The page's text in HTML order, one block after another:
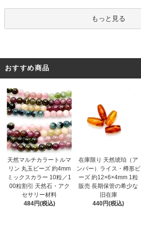
もっと見る
おすすめ商品
天然マルチカラートルマ
リン 丸玉ビーズ 約4mm
ミックスカラー 10粒／1
00粒割引 天然石・アク
セサリー材料
484円(税込)
在庫限り 天然琥珀（ア
ンバー）ライス・樽形ビ
ーズ 約12×6×4mm 1粒
販売 長期保管の希少な
旧在庫
440円(税込)